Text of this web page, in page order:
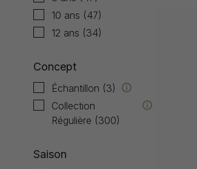
10 ans (47)
12 ans (34)
Concept
Échantillon (3)
Collection
Régulière (300)
Saison